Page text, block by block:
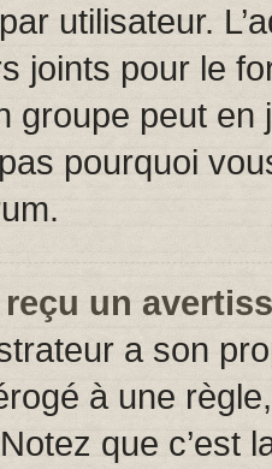
utilisateur.
joints pour le
groupe peut en
pourquoi
un
a son
à une
que c’est